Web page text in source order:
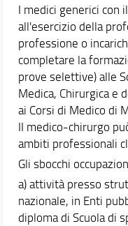
Proseguire dopo
Qualità del Corso
Modulo
Didattica
Orario e
I medici generici con
all'esercizio della
professione o
completare la
prove selettive) alle
Medica, Chirurgica e
ai Corsi di Medico di
II medico-chirurgo
ambiti professionali
Gli sbocchi
a) attività presso
nazionale, in Enti
diploma di Scuola di